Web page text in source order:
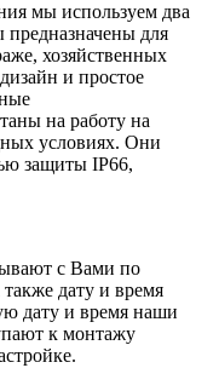
мы используем два
для
хозяйственных
и простое
на работу на
условиях. Они
защиты IP66,
с Вами по
дату и время
дату и время наши
к монтажу